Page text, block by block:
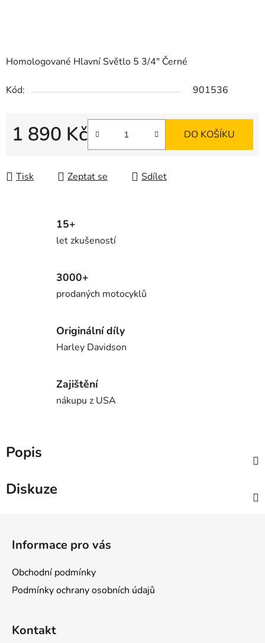
Homologované Hlavní Světlo 5 3/4" Černé
Kód: 901536
1 890 Kč DO KOŠÍKU
Tisk Zeptat se Sdílet
15+
let zkušeností
3000+
prodaných motocyklů
Originální díly
Harley Davidson
Zajištění
nákupu z USA
Popis
Diskuze
Informace pro vás
Obchodní podmínky
Podmínky ochrany osobních údajů
Kontakt